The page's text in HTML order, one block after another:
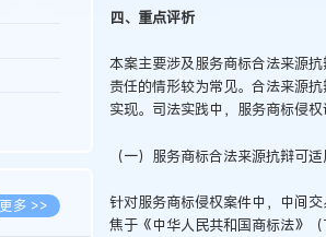
更多 >>
四、重点评析
本案主要涉及服务商标合法来源
责任的情形较为常见。合法来源
实现。司法实践中，服务商标侵
（一）服务商标合法来源抗辩可
针对服务商标侵权案件中，中间
焦于《中华人民共和国商标法》